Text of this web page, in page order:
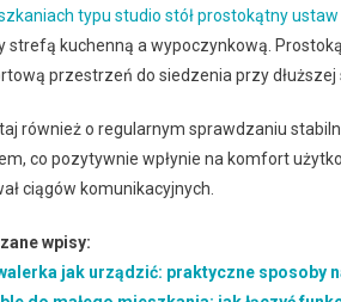
typu studio stół prostokątny
strefą kuchenną a wypoczynkową.
przestrzeń do siedzenia przy dłuższej
również o regularnym sprawdzaniu
co pozytywnie wpłynie na komfort
ciągów komunikacyjnych.
wpisy:
jak urządzić: praktyczne sposoby